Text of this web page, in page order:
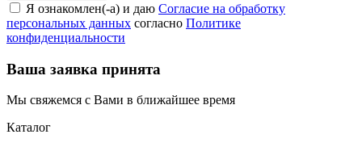
Я ознакомлен(-а) и даю Согласие на обработку
персональных данных согласно Политике
конфиденциальности
Ваша заявка принята
Мы свяжемся с Вами в ближайшее время
Каталог